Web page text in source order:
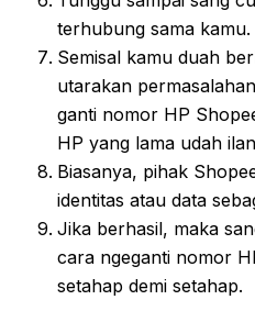
terhubung sama kamu.
Semisal kamu duah
utarakan
ganti nomor HP
HP yang lama udah
Biasanya, pihak
identitas atau data
Jika berhasil, maka
cara ngeganti nomor
setahap demi setahap.